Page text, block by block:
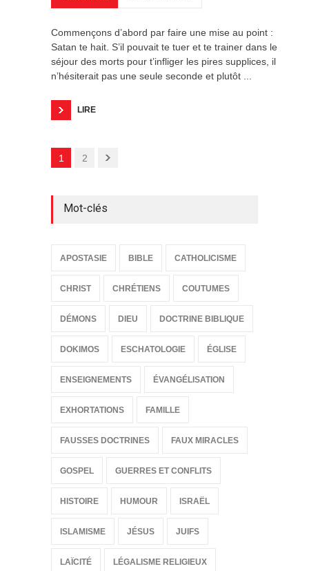
Commençons d’abord par faire une mise au point :
Satan te hait. S’il pouvait te tuer et te trainer dans le
séjour des morts pour t’infliger les pires supplices, il
n’hésiterait pas une seule seconde et plutôt ...
LIRE
1 2
Mot-clés
APOSTASIE BIBLE CATHOLICISME
CHRIST CHRÉTIENS COUTUMES
DÉMONS DIEU DOCTRINE BIBLIQUE
DOKIMOS ESCHATOLOGIE ÉGLISE
ENSEIGNEMENTS ÉVANGÉLISATION
EXHORTATIONS FAMILLE
FAUSSES DOCTRINES FAUX MIRACLES
GOSPEL GUERRES ET CONFLITS
HISTOIRE HUMOUR ISRAËL
ISLAMISME JÉSUS JUIFS
LAÏCITÉ LÉGALISME RELIGIEUX